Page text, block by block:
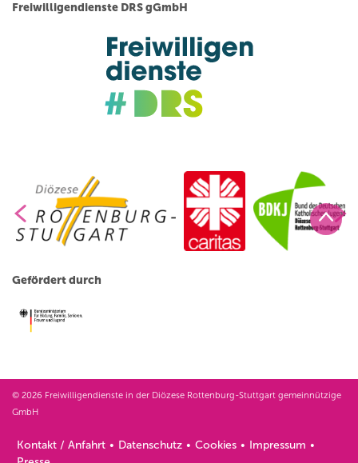
Freiwilligendienste DRS gGmbH
Gefördert durch
© 2026 Freiwilligendienste in der Diözese Rottenburg-Stuttgart gemeinnützige
GmbH
Kontakt / Anfahrt Datenschutz Cookies
Impressum